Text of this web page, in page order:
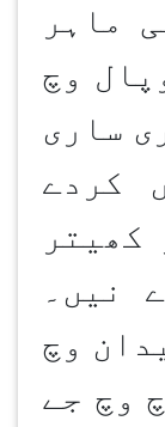
ماہر
وچ
ساری
کردے
نیں۔
وچ
وچ جے